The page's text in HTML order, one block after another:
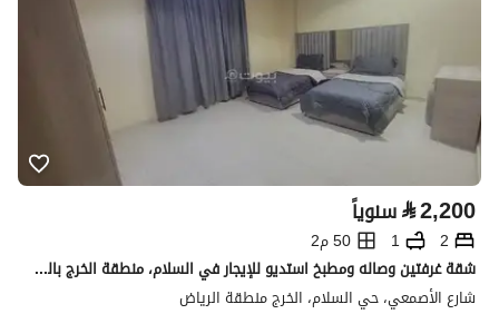
⃁2,200 سنوياً
2
1
50 م2
شقة غرفتين وصاله ومطبخ استديو للإيجار في السلام، منطقة الخرج بالرياض
شارع الأصمعي، حي السلام، الخرج منطقة الرياض